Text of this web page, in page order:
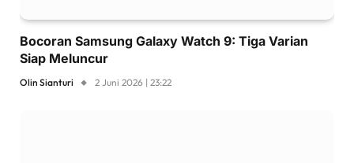
Bocoran Samsung Galaxy Watch 9: Tiga Varian
Siap Meluncur
Olin Sianturi 2 Juni 2026 | 23:22